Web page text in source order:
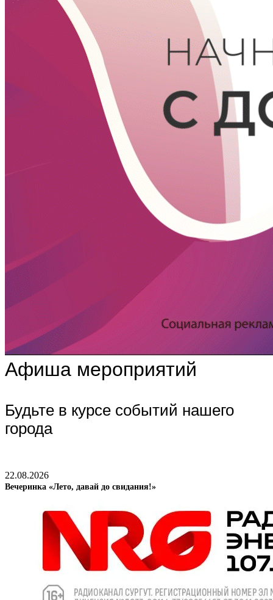
Афиша мероприятий
Будьте в курсе событий нашего
города
22.08.2026
Вечеринка «Лето, давай до свидания!»